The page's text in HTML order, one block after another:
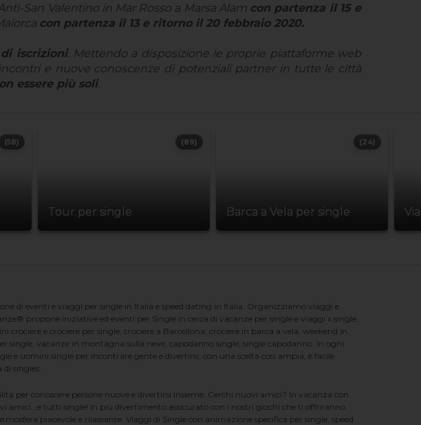
San Valentino in Mar Rosso a Marsa Alam con partenza il 15 e
con partenza il 13 e ritorno il 20 febbraio 2020.
iscrizioni. Mettendo a disposizione le proprie piattaforme web
e nuove conoscenze di potenziali partner in tutte le città
essere più soli.
(58)
Tour per single
(89)
Barca a Vela per single
(24)
di eventi e viaggi per single in Italia e speed dating in Italia. Organizziamo viaggi e
propone iniziative ed eventi per Single in cerca di vacanze per single e viaggi x single.
e crociere per single, crociere a Barcellona, crociere in barca a vela, weekend in
single, vacanze in montagna sulla neve, capodanno single, single capodanno. In ogni
e uomini single per incontrare gente e divertirsi; con una scelta cosi ampia, è facile
singles.
per conoscere persone nuove e divertirsi insieme. Cerchi nuovi amici? In vacanza con
amici...e tutti single! In più divertimento assicurato con i nostri giochi che ti offriranno
piacevole e rilassante. Viaggi di Single con animazione specifica per single, speed